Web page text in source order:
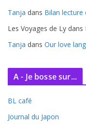
Tanja dans Bilan lecture
Les Voyages de Ly dans
Tanja dans Our love
A - Je bosse sur...
BL café
Journal du Japon